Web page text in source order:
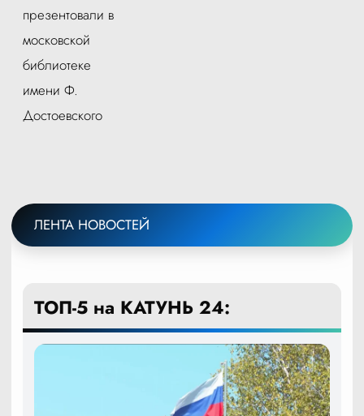
презентовали в
московской
библиотеке
имени Ф.
Достоевского
ЛЕНТА НОВОСТЕЙ
ТОП-5 на КАТУНЬ 24: